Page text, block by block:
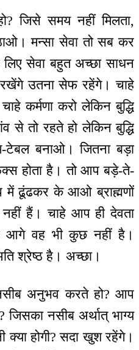
जिसे समय नहीं मिलता,
मन्सा सेवा तो सब कर
सेवा बहुत अच्छा साधन
उतना सेफ रहेंगे। चाहे
कर्मणा करो लेकिन बुद्धि
से तो रहते हो लेकिन बुद्धि
टेबल बनाओ। जितना बड़ा
होता है। तो आप बड़े-ते-
में ढूंढकर के आओ ब्राह्मणों
हैं। चाहे आप ही देवता
वह भी कुछ नहीं है।
श्रेष्ठ है। अच्छा।
अनुभव करते हो? आप
नसीब अर्थात् भाग्य
क्या होगी? सदा खुश रहेंगे।